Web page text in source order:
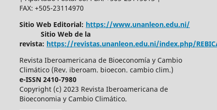
FAX: +505-23114970
Sitio Web Editorial: https://www.unanleon.edu.ni/
Sitio Web de la
revista: https://revistas.unanleon.edu.ni/index.php/
Revista Iberoamericana de Bioeconomía y Cambio
Climático (Rev. iberoam. bioecon. cambio clim.)
e-ISSN 2410-7980
Copyright (c) 2023 Revista Iberoamericana de
Bioeconomia y Cambio Climático.